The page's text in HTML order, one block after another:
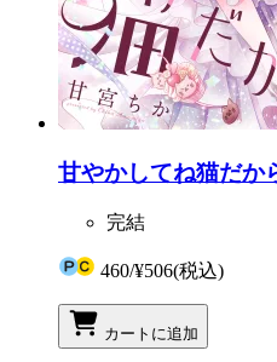
甘やかしてね猫だか
完結
460/¥506(税込)
カートに追加